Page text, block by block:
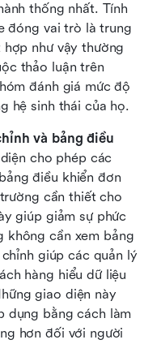
thống nhất. Tính
đóng vai trò là trung
như vậy thường
thảo luận trên
đánh giá mức độ
hệ sinh thái của họ.
và bảng điều
cho phép các
điều khiển đơn
cần thiết cho
giúp giảm sự phức
không cần xem bảng
giúp các quản lý
hàng hiểu dữ liệu
giao diện này
dụng bằng cách làm
hơn đối với người